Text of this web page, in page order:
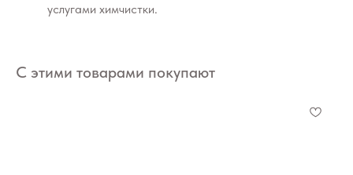
услугами химчистки.
С этими товарами покупают